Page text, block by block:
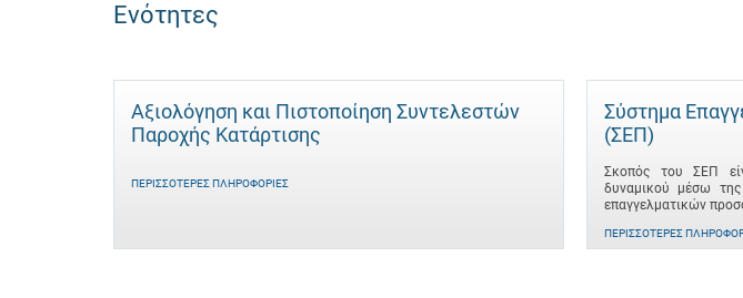
Ενότητες
Αξιολόγηση και Πιστοποίηση Συντελεστών
Παροχής Κατάρτισης
ΠΕΡΙΣΣΌΤΕΡΕΣ ΠΛΗΡΟΦΟΡΊΕΣ
Σύστημα
(ΣΕΠ)
Σκοπός του ΣΕΠ
δυναμικού μέσω
επαγγελματικών
ΠΕΡΙΣΣΌΤΕΡΕΣ